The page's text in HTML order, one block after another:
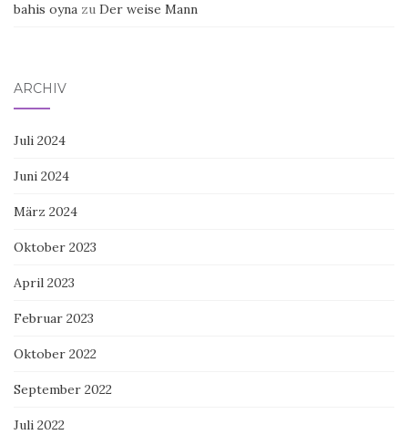
bahis oyna zu Der weise Mann
ARCHIV
Juli 2024
Juni 2024
März 2024
Oktober 2023
April 2023
Februar 2023
Oktober 2022
September 2022
Juli 2022